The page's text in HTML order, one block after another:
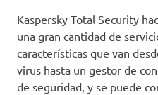
Kaspersky Total Security
una gran cantidad de
características que van
virus hasta un gestor de
de seguridad, y se puede